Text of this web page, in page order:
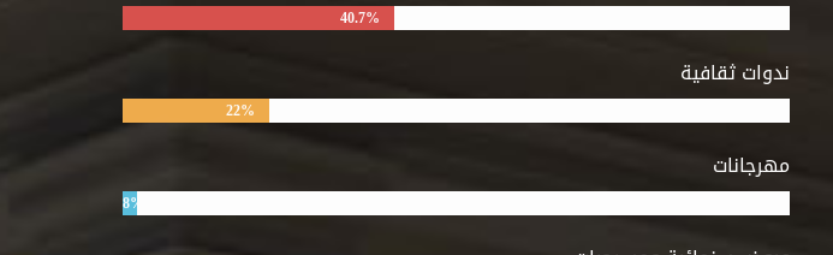
40.7%
ندوات ثقافية
22%
مهرجانات
8%